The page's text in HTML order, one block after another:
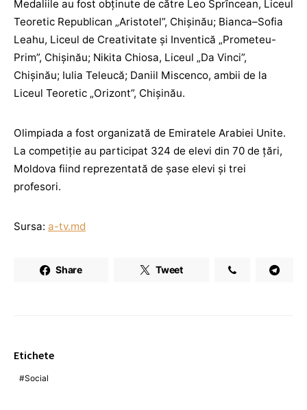
Medaliile au fost obținute de către Leo Sprîncean, Liceul
Teoretic Republican „Aristotel”, Chișinău; Bianca–Sofia
Leahu, Liceul de Creativitate și Inventică „Prometeu-
Prim”, Chișinău; Nikita Chiosa, Liceul „Da Vinci”,
Chișinău; Iulia Teleucă; Daniil Miscenco, ambii de la
Liceul Teoretic „Orizont”, Chișinău.
Olimpiada a fost organizată de Emiratele Arabiei Unite.
La competiție au participat 324 de elevi din 70 de țări,
Moldova fiind reprezentată de şase elevi și trei
profesori.
Sursa: a-tv.md
Share Tweet
Etichete
Social